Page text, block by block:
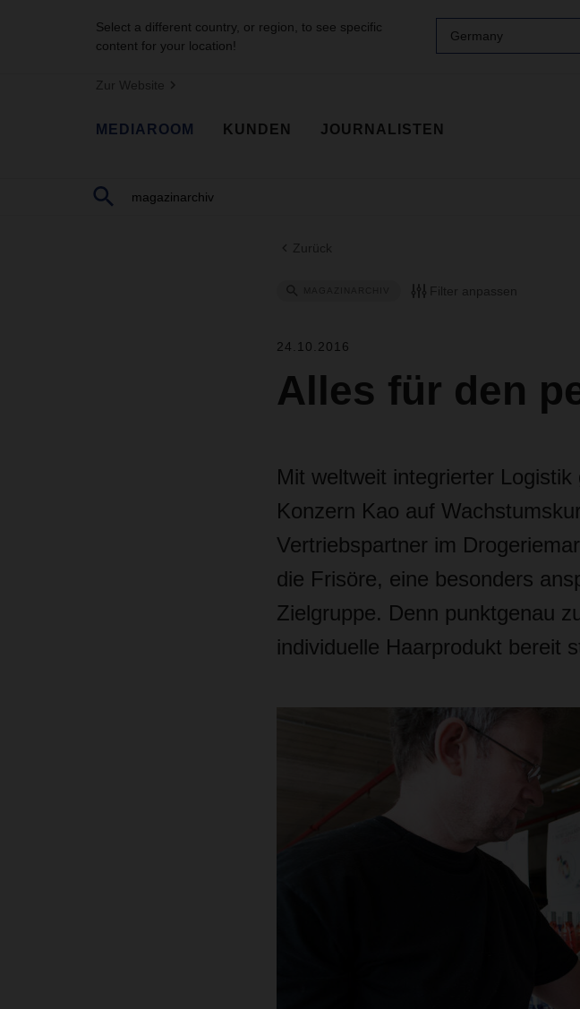
Select a different country, or region, to see specific
content for your location!
Germany
Zur Website
MEDIAROOM KUNDEN JOURNALISTEN
Zurück
Filter anpassen
24.10.2016
Alles für den
Mit weltweit integrierter
Konzern Kao auf
Vertriebspartner im
die Frisöre, eine besonders
Zielgruppe. Denn punktgenau
individuelle Haarprodukt bereit